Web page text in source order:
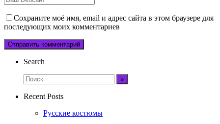
Сохраните моё имя, email и адрес сайта в этом браузере для
последующих моих комментариев
Search
Recent Posts
Русские костюмы